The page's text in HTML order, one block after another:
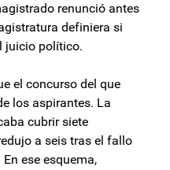
renunció antes
definiera si
juicio político.
el concurso del que
los aspirantes. La
cubrir siete
a seis tras el fallo
ese esquema,